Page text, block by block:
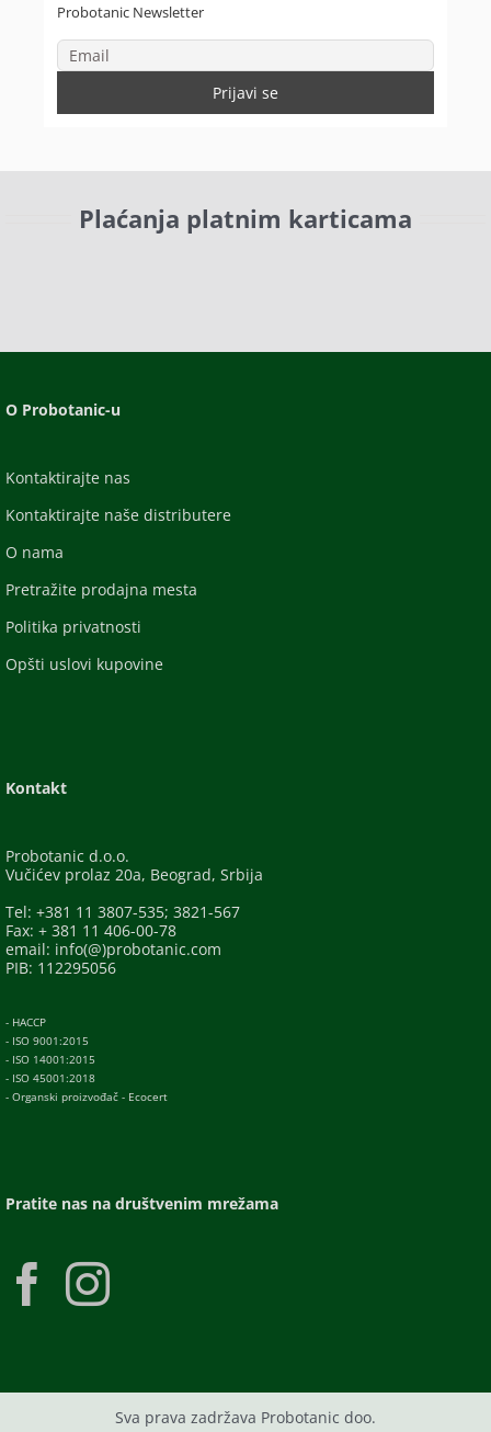
Probotanic Newsletter
Plaćanja platnim karticama
O Probotanic-u
Kontaktirajte nas
Kontaktirajte naše distributere
O nama
Pretražite prodajna mesta
Politika privatnosti
Opšti uslovi kupovine
Kontakt
Probotanic d.o.o.
Vučićev prolaz 20a, Beograd, Srbija
Tel: +381 11 3807-535; 3821-567
Fax: + 381 11 406-00-78
email: info(@)probotanic.com
PIB: 112295056
- HACCP
- ISO 9001:2015
- ISO 14001:2015
- ISO 45001:2018
- Organski proizvođač - Ecocert
Pratite nas na društvenim mrežama
Sva prava zadržava Probotanic doo.